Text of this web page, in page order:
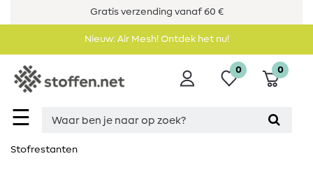
Gratis verzending vanaf 60 €
Nieuw: Air Mesh! Ontdek het nu!
☰
0 0
Stofrestanten